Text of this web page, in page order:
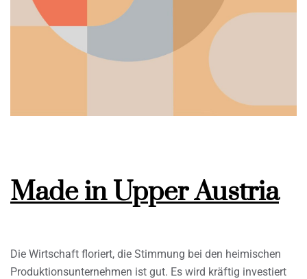
Made in Upper Austria
Die Wirtschaft floriert, die Stimmung bei den heimischen
Produktionsunternehmen ist gut. Es wird kräftig investiert